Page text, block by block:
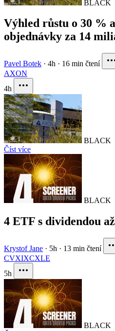
BLACK
Výhled růstu o 30 %
objednávky za 14
Pavel Botek · 4h · 16 min čtení
AXON
4h
BLACK
Číst více
BLACK
4 ETF s dividendou
Krystof Jane · 5h · 13 min čtení
CVXIXCXLE
5h
BLACK